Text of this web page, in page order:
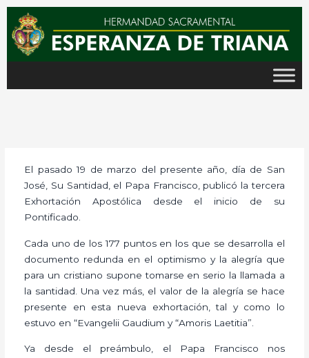
contenido
El pasado 19 de marzo del presente año, día de San
José, Su Santidad, el Papa Francisco, publicó la tercera
Exhortación Apostólica desde el inicio de su
Pontificado.
Cada uno de los 177 puntos en los que se desarrolla el
documento redunda en el optimismo y la alegría que
para un cristiano supone tomarse en serio la llamada a
la santidad. Una vez más, el valor de la alegría se hace
presente en esta nueva exhortación, tal y como lo
estuvo en “Evangelii Gaudium y “Amoris Laetitia”.
Ya desde el preámbulo, el Papa Francisco nos